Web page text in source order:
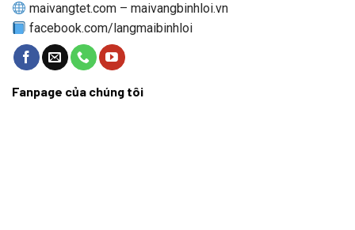
maivangtet.com – maivangbinhloi.vn
facebook.com/langmaibinhloi
Fanpage của chúng tôi